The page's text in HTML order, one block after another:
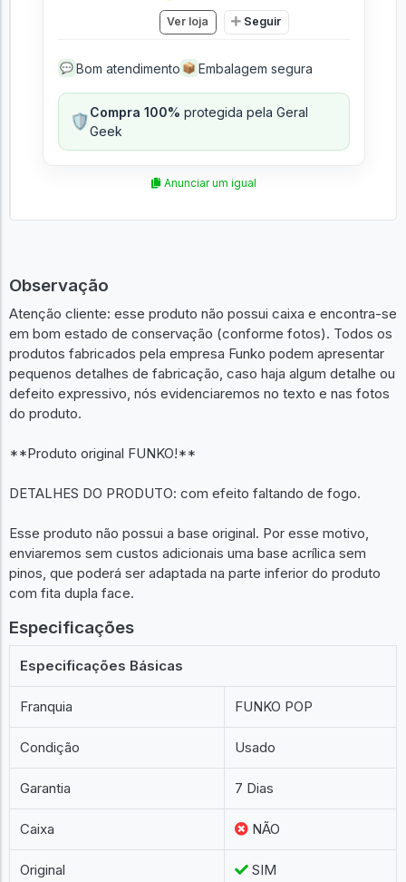
Ver loja Seguir
💬 Bom atendimento 📦 Embalagem segura
🛡️Compra 100% protegida pela Geral
Geek
Anunciar um igual
Observação
Atenção cliente: esse produto não possui caixa e encontra-se
em bom estado de conservação (conforme fotos). Todos os
produtos fabricados pela empresa Funko podem apresentar
pequenos detalhes de fabricação, caso haja algum detalhe ou
defeito expressivo, nós evidenciaremos no texto e nas fotos
do produto.
**Produto original FUNKO!**
DETALHES DO PRODUTO: com efeito faltando de fogo.
Esse produto não possui a base original. Por esse motivo,
enviaremos sem custos adicionais uma base acrílica sem
pinos, que poderá ser adaptada na parte inferior do produto
com fita dupla face.
Especificações
Especificações Básicas
Franquia FUNKO POP
Condição Usado
Garantia 7 Dias
Caixa NÃO
Original SIM